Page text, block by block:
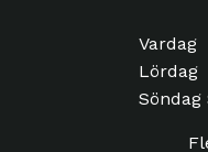
Vardag
Lördag
Söndag